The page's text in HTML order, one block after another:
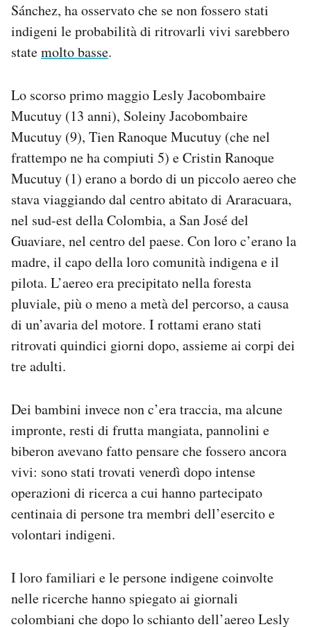
Sánchez, ha osservato che se non fossero stati
indigeni le probabilità di ritrovarli vivi sarebbero
statemolto basse.
Lo scorso primo maggio Lesly Jacobombaire
Mucutuy (13 anni), Soleiny Jacobombaire
Mucutuy (9), Tien Ranoque Mucutuy (che nel
frattempo ne ha compiuti 5) e Cristin Ranoque
Mucutuy (1) erano a bordo di un piccolo aereo che
stava viaggiando dal centro abitato di Araracuara,
nel sud-est della Colombia, a San José del
Guaviare, nel centro del paese. Con loro c’erano la
madre, il capo della loro comunità indigena e il
pilota. L’aereo era precipitato nella foresta
pluviale, più o meno a metà del percorso, a causa
di un’avaria del motore. I rottami erano stati
ritrovati quindici giorni dopo, assieme ai corpi dei
tre adulti.
Dei bambini invece non c’era traccia, ma alcune
impronte, resti di frutta mangiata, pannolini e
biberon avevano fatto pensare che fossero ancora
vivi: sono stati trovati venerdì dopo intense
operazioni di ricerca a cui hanno partecipato
centinaia di persone tra membri dell’esercito e
volontari indigeni.
I loro familiari e le persone indigene coinvolte
nelle ricerche hanno spiegato ai giornali
colombiani che dopo lo schianto dell’aereo Lesly